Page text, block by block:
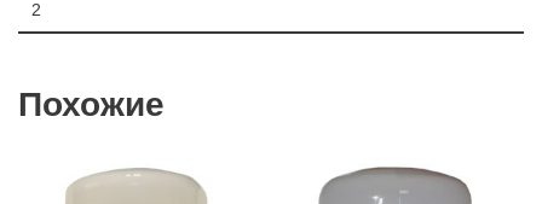
2
Похожие